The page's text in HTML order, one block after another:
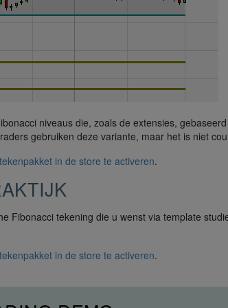
niveaus die, zoals de extensies,
gebruiken deze variante, maar het is niet
in de store te activeren.
Fibonacci tekening die u wenst via template
in de store te activeren.